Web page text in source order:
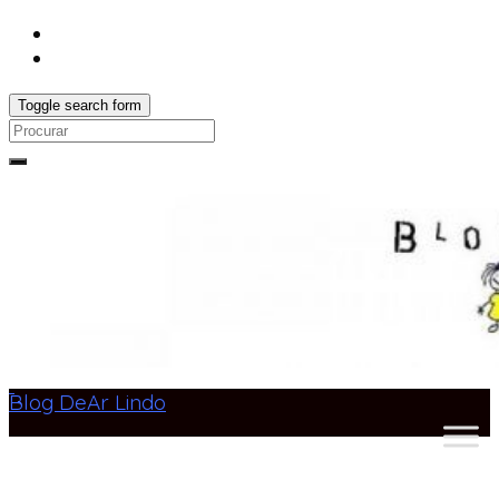
Toggle search form
Search
Blog DeAr Lindo